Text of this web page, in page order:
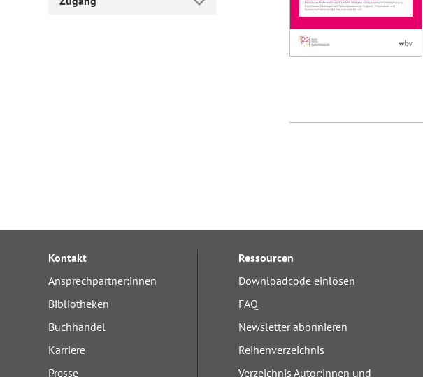
Kontakt
Ansprechpartner:innen
Bibliotheken
Buchhandel
Karriere
Presse
Ressourcen
Downloadcode einlösen
FAQ
Newsletter abonnieren
Reihenverzeichnis
Verzeichnis Autor:innen und